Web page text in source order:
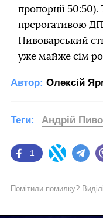
пропорції
прерогативою
Пивоварський
уже майже сім
Автор: Олексій
Facebook
1
Twitter
Теги: Андрій
Помітили помилку?